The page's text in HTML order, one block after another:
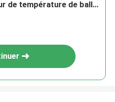
de température de balle